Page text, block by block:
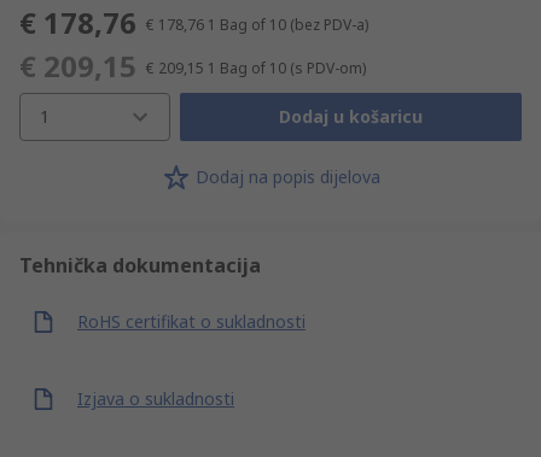
€ 178,76 € 178,76 1 Bag of 10 (bez PDV-a)
€ 209,15 € 209,15 1 Bag of 10 (s PDV-om)
1 Dodaj u košaricu
Dodaj na popis dijelova
Tehnička dokumentacija
RoHS certifikat o sukladnosti
Izjava o sukladnosti